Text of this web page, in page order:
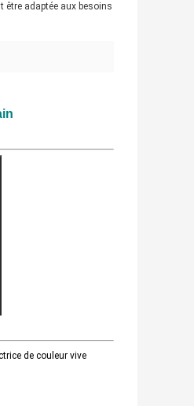
être adaptée aux besoins
de couleur vive